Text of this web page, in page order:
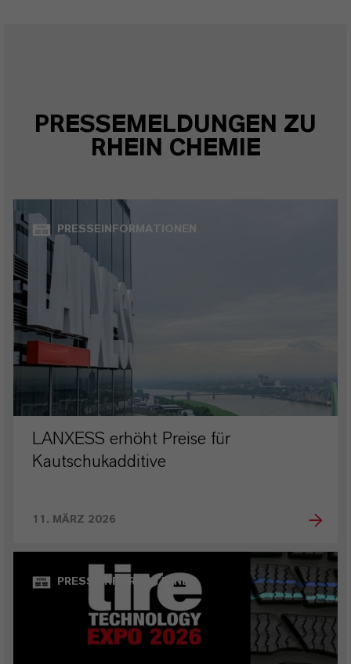
PRESSEMELDUNGEN ZU
RHEIN CHEMIE
PRESSEINFORMATIONEN
LANXESS erhöht Preise für
Kautschukadditive
11. MÄRZ 2026
PRESSEINFORMATIONEN